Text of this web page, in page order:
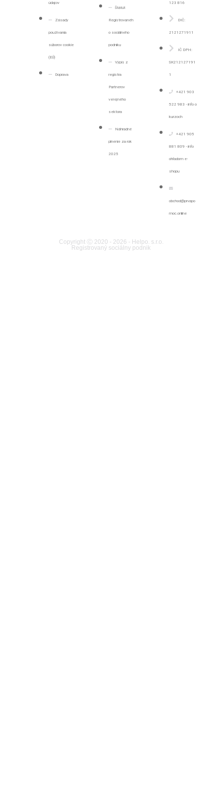
údajov
Zásady
používania
súborov cookie
(EÚ)
Doprava
Štátút
Registrovanéh
o sociálneho
podniku
Výpis z
registra
Partnerov
verejného
sektora
Náhradné
plnenie za rok
2025
123 816
DIČ:
2121271911
IČ DPH:
SK212127191
1
+421 903
522 983 - info o
kurzoch
+421 905
881 809 - info
ohľadom e-
shopu
obchod@prvapo
moc.online
Copyright Ⓒ 2020 - 2026 - Helpo. s.r.o.
Registrovaný sociálny podnik